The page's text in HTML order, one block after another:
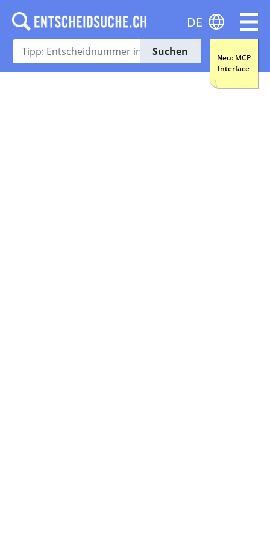
Suchen
Neu: MCP
Interface
DE